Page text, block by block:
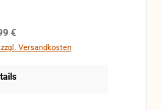
Preis:
€
Versandkosten